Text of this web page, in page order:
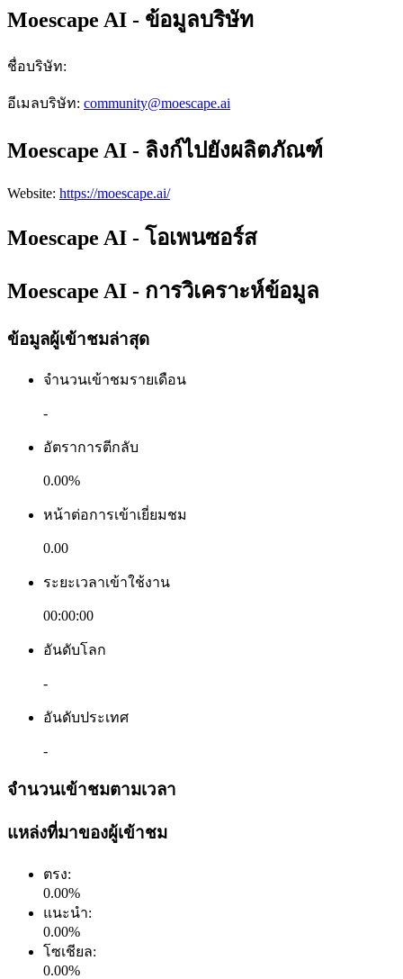
Moescape AI - ข้อมูลบริษัท
ชื่อบริษัท:
อีเมลบริษัท: community@moescape.ai
Moescape AI - ลิงก์ไปยังผลิตภัณฑ์
Website: https://moescape.ai/
Moescape AI - โอเพนซอร์ส
Moescape AI - การวิเคราะห์ข้อมูล
ข้อมูลผู้เข้าชมล่าสุด
จำนวนเข้าชมรายเดือน
-
อัตราการตีกลับ
0.00%
หน้าต่อการเข้าเยี่ยมชม
0.00
ระยะเวลาเข้าใช้งาน
00:00:00
อันดับโลก
-
อันดับประเทศ
-
จำนวนเข้าชมตามเวลา
แหล่งที่มาของผู้เข้าชม
ตรง:
0.00%
แนะนำ:
0.00%
โซเชียล:
0.00%